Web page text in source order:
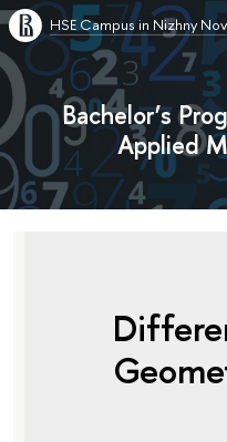
HSE Campus in Nizhny
Bachelor’s
Applied